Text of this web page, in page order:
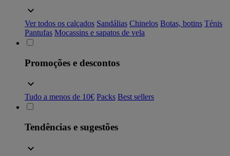
Ver todos os calçados Sandálias Chinelos Botas, botins Ténis
Pantufas Mocassins e sapatos de vela
Promoções e descontos
Tudo a menos de 10€ Packs Best sellers
Tendências e sugestões